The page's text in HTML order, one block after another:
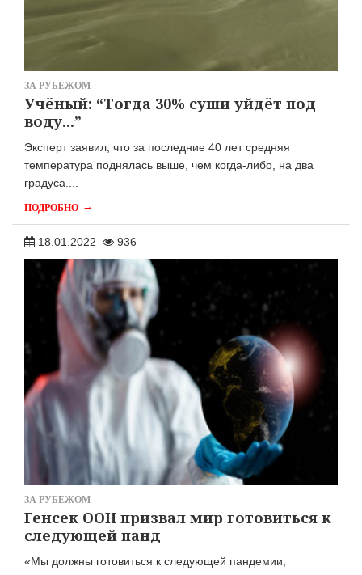
ЗА РУБЕЖОМ
Учёный: “Тогда 30% суши уйдёт под
воду...”
Эксперт заявил, что за последние 40 лет средняя
температура поднялась выше, чем когда-либо, на два
градуса....
ПОДРОБНО →
18.01.2022 936
ЗА РУБЕЖОМ
Генсек ООН призвал мир готовиться к
следующей панд
«Мы должны готовиться к следующей пандемии,